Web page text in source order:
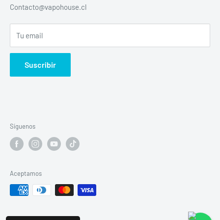
Todos Los productos
Contacto@vapohouse.cl
Tu email
Suscribir
Síguenos
Aceptamos